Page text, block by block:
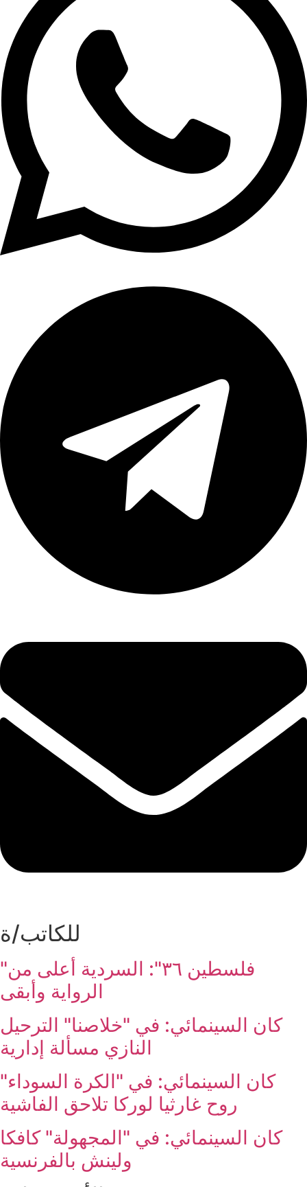
للكاتب/ة
"فلسطين ٣٦": السردية أعلى من
الرواية وأبقى
كان السينمائي: في "خلاصنا" الترحيل
النازي مسألة إدارية
كان السينمائي: في "الكرة السوداء"
روح غارثيا لوركا تلاحق الفاشية
كان السينمائي: في "المجهولة" كافكا
ولينش بالفرنسية